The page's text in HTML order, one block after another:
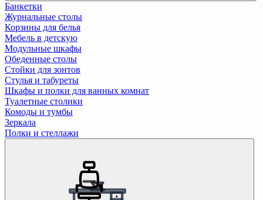
Банкетки
Журнальные столы
Корзины для белья
Мебель в детскую
Модульные шкафы
Обеденные столы
Стойки для зонтов
Стулья и табуреты
Шкафы и полки для ванных комнат
Туалетные столики
Комоды и тумбы
Зеркала
Полки и стеллажи